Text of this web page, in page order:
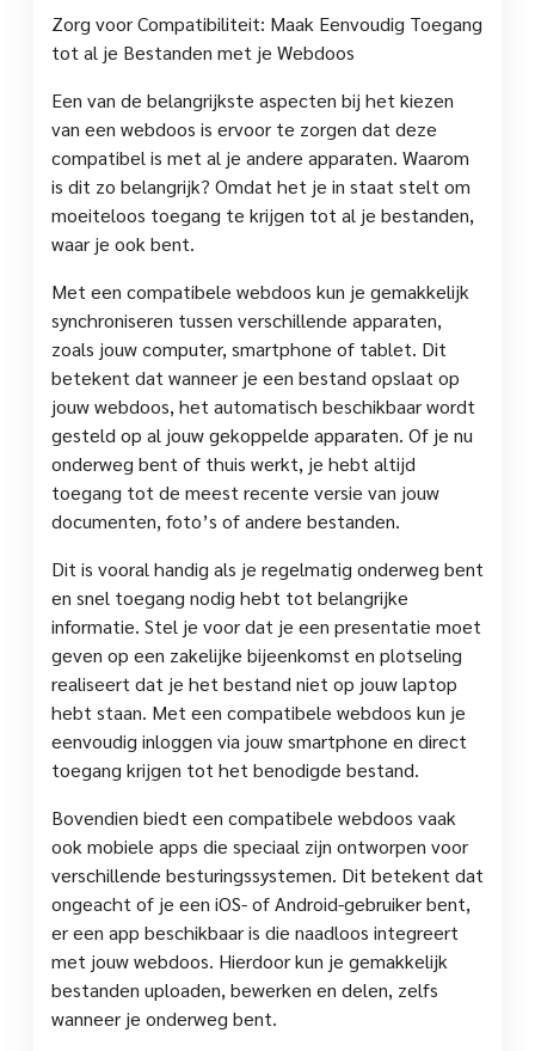
Zorg voor Compatibiliteit: Maak Eenvoudig Toegang
tot al je Bestanden met je Webdoos
Een van de belangrijkste aspecten bij het kiezen
van een webdoos is ervoor te zorgen dat deze
compatibel is met al je andere apparaten. Waarom
is dit zo belangrijk? Omdat het je in staat stelt om
moeiteloos toegang te krijgen tot al je bestanden,
waar je ook bent.
Met een compatibele webdoos kun je gemakkelijk
synchroniseren tussen verschillende apparaten,
zoals jouw computer, smartphone of tablet. Dit
betekent dat wanneer je een bestand opslaat op
jouw webdoos, het automatisch beschikbaar wordt
gesteld op al jouw gekoppelde apparaten. Of je nu
onderweg bent of thuis werkt, je hebt altijd
toegang tot de meest recente versie van jouw
documenten, foto’s of andere bestanden.
Dit is vooral handig als je regelmatig onderweg bent
en snel toegang nodig hebt tot belangrijke
informatie. Stel je voor dat je een presentatie moet
geven op een zakelijke bijeenkomst en plotseling
realiseert dat je het bestand niet op jouw laptop
hebt staan. Met een compatibele webdoos kun je
eenvoudig inloggen via jouw smartphone en direct
toegang krijgen tot het benodigde bestand.
Bovendien biedt een compatibele webdoos vaak
ook mobiele apps die speciaal zijn ontworpen voor
verschillende besturingssystemen. Dit betekent dat
ongeacht of je een iOS- of Android-gebruiker bent,
er een app beschikbaar is die naadloos integreert
met jouw webdoos. Hierdoor kun je gemakkelijk
bestanden uploaden, bewerken en delen, zelfs
wanneer je onderweg bent.